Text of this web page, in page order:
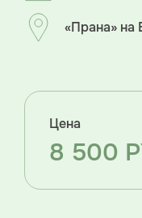
«Прана» на
Цена
8 500